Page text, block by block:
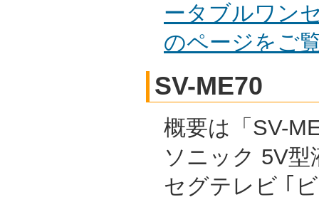
ータブルワン
のページをご
SV-ME70
概要は「SV-
ソニック 5V型
セグテレビ ｢